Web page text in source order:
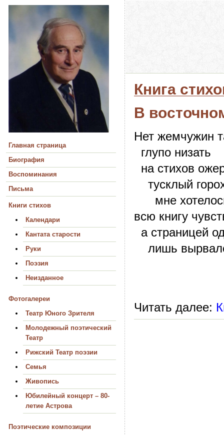
Главная страница
Биография
Воспоминания
Письма
Книги стихов
Календари
Кантата старости
Руки
Поэзия
Неизданное
Фотогалереи
Театр Юного Зрителя
Молодежный поэтический
Театр
Рижский Театр поэзии
Семья
Живопись
Юбилейный концерт – 80-
летие Астрова
Поэтические композиции
Книга
В
Нет жемчужин
глупо низать
на стихов
тусклый
мне
всю книгу
а страницей
лишь
Читать далее: